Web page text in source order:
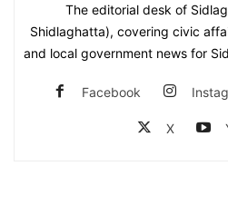
The editorial desk of
Shidlaghatta), covering civic
and local government news for
Facebook
X